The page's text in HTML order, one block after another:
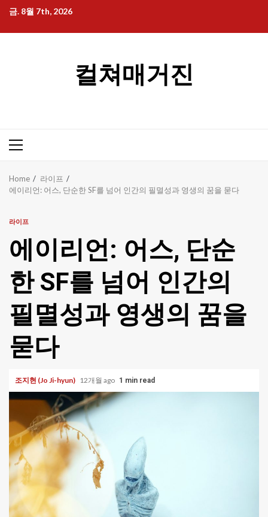
Skip
content
금. 8월 7th, 2026
컬쳐매거진
Primary
Home
라이프
에이리언: 어스, 단순한 SF를 넘어 인간의 필멸성과 영생의 꿈을 묻다
라이프
에이리언: 어스, 단순
한 SF를 넘어 인간의
필멸성과 영생의 꿈을
묻다
조지현 (Jo Ji-hyun) 12개월 ago 1 min read